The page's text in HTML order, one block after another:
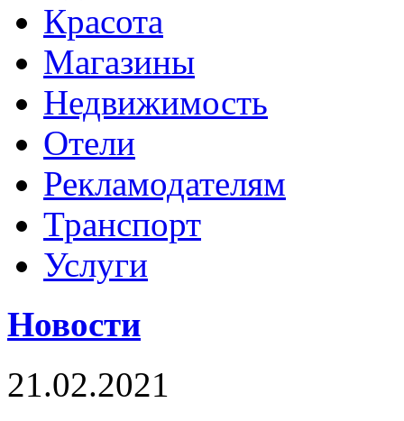
Красота
Магазины
Недвижимость
Отели
Рекламодателям
Транспорт
Услуги
Новости
21.02.2021